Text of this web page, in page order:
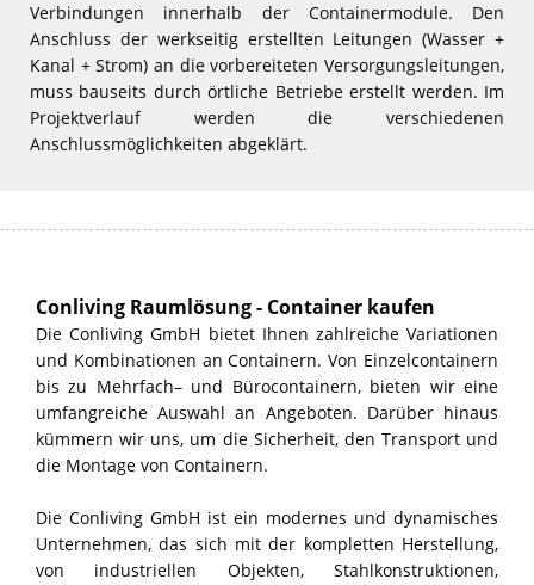
Verbindungen innerhalb der Containermodule. Den
Anschluss der werkseitig erstellten Leitungen (Wasser +
Kanal + Strom) an die vorbereiteten Versorgungsleitungen,
muss bauseits durch örtliche Betriebe erstellt werden. Im
Projektverlauf werden die verschiedenen
Anschlussmöglichkeiten abgeklärt.
Conliving Raumlösung - Container kaufen
Die Conliving GmbH bietet Ihnen zahlreiche Variationen
und Kombinationen an Containern. Von Einzelcontainern
bis zu Mehrfach– und Bürocontainern, bieten wir eine
umfangreiche Auswahl an Angeboten. Darüber hinaus
kümmern wir uns, um die Sicherheit, den Transport und
die Montage von Containern.
Die Conliving GmbH ist ein modernes und dynamisches
Unternehmen, das sich mit der kompletten Herstellung,
von industriellen Objekten, Stahlkonstruktionen,